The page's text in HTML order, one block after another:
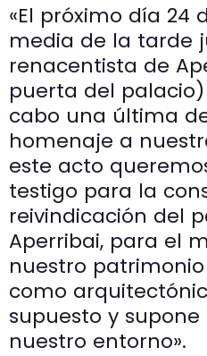
«El próximo día 24
media de la tarde
renacentista de
puerta del
cabo una última
homenaje a
este acto
testigo para la
reivindicación del
Aperribai, para el
nuestro
como
supuesto y
nuestro entorno».